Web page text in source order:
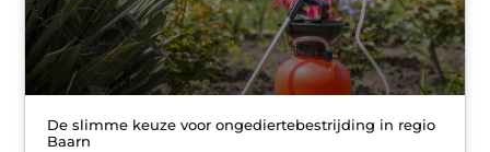
De slimme keuze voor ongediertebestrijding in regio
Baarn